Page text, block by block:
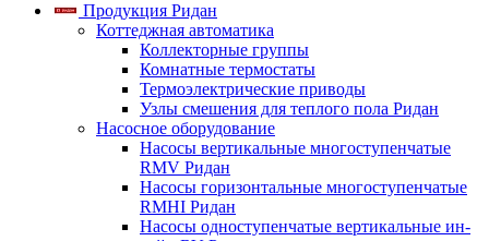
Продукция Ридан
Коттеджная автоматика
Коллекторные группы
Комнатные термостаты
Термоэлектрические приводы
Узлы смешения для теплого пола Ридан
Насосное оборудование
Насосы вертикальные многоступенчатые
RMV Ридан
Насосы горизонтальные многоступенчатые
RMHI Ридан
Насосы одноступенчатые вертикальные ин-